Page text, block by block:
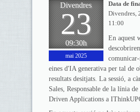
Divendres
23
09:30h
mai 2025
Data de
Divendres,
11:00
En aquest
eines d'IA generativa per tal de
resultats desitjats. La sessió, a
Sales, Responsable de la línia
Driven Applications a